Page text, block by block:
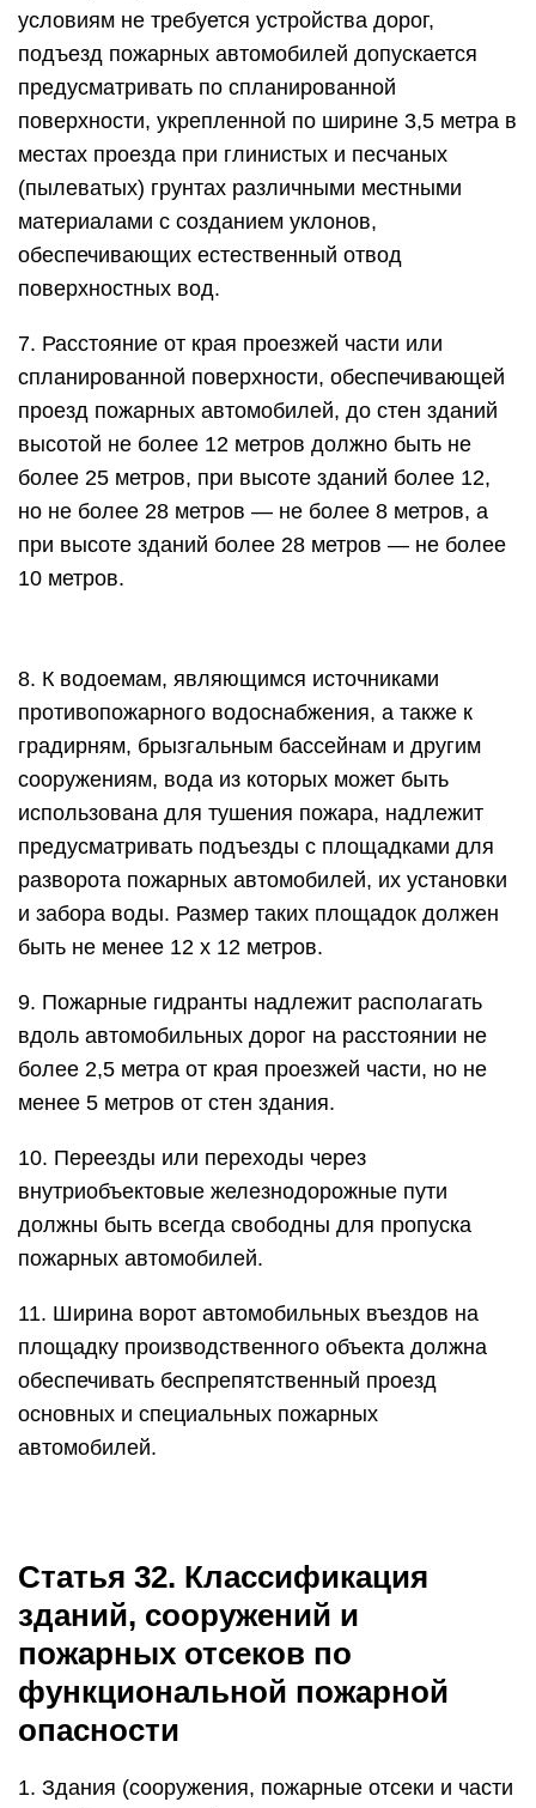
условиям не требуется устройства дорог,
подъезд пожарных автомобилей допускается
предусматривать по спланированной
поверхности, укрепленной по ширине 3,5 метра в
местах проезда при глинистых и песчаных
(пылеватых) грунтах различными местными
материалами с созданием уклонов,
обеспечивающих естественный отвод
поверхностных вод.
7. Расстояние от края проезжей части или
спланированной поверхности, обеспечивающей
проезд пожарных автомобилей, до стен зданий
высотой не более 12 метров должно быть не
более 25 метров, при высоте зданий более 12,
но не более 28 метров — не более 8 метров, а
при высоте зданий более 28 метров — не более
10 метров.
8. К водоемам, являющимся источниками
противопожарного водоснабжения, а также к
градирням, брызгальным бассейнам и другим
сооружениям, вода из которых может быть
использована для тушения пожара, надлежит
предусматривать подъезды с площадками для
разворота пожарных автомобилей, их установки
и забора воды. Размер таких площадок должен
быть не менее 12 x 12 метров.
9. Пожарные гидранты надлежит располагать
вдоль автомобильных дорог на расстоянии не
более 2,5 метра от края проезжей части, но не
менее 5 метров от стен здания.
10. Переезды или переходы через
внутриобъектовые железнодорожные пути
должны быть всегда свободны для пропуска
пожарных автомобилей.
11. Ширина ворот автомобильных въездов на
площадку производственного объекта должна
обеспечивать беспрепятственный проезд
основных и специальных пожарных
автомобилей.
Статья 32. Классификация
зданий, сооружений и
пожарных отсеков по
функциональной пожарной
опасности
1. Здания (сооружения, пожарные отсеки и части